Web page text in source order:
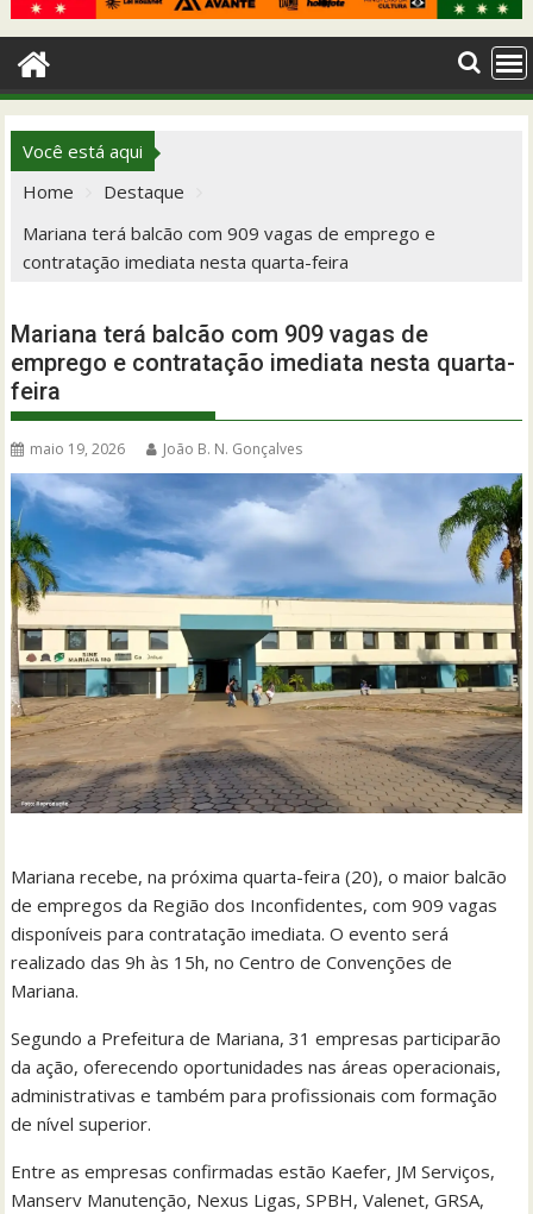
Você está aqui
Home
Destaque
Mariana terá balcão com 909 vagas de emprego e
contratação imediata nesta quarta-feira
Mariana terá balcão com 909 vagas de
emprego e contratação imediata nesta quarta-
feira
maio 19, 2026 João B. N. Gonçalves
Mariana recebe, na próxima quarta-feira (20), o maior balcão
de empregos da Região dos Inconfidentes, com 909 vagas
disponíveis para contratação imediata. O evento será
realizado das 9h às 15h, no Centro de Convenções de
Mariana.
Segundo a Prefeitura de Mariana, 31 empresas participarão
da ação, oferecendo oportunidades nas áreas operacionais,
administrativas e também para profissionais com formação
de nível superior.
Entre as empresas confirmadas estão Kaefer, JM Serviços,
Manserv Manutenção, Nexus Ligas, SPBH, Valenet, GRSA,